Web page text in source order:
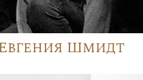
Шмидт